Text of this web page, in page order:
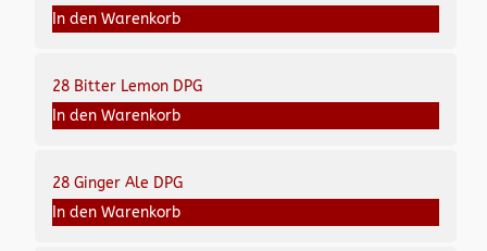
In den Warenkorb
28 Bitter Lemon DPG
In den Warenkorb
28 Ginger Ale DPG
In den Warenkorb